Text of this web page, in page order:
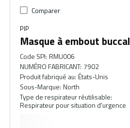
Comparer
PIP
Masque à embout buccal
Code SPI: RMU006
NUMÉRO FABRICANT: 7902
Produit fabriqué au: États-Unis
Sous-Marque: North
Type de respirateur réutilisable:
Respirateur pour situation d'urgence